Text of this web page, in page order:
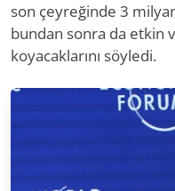
son çeyreğinde 3 milyar
bundan sonra da etkin
koyacaklarını söyledi.